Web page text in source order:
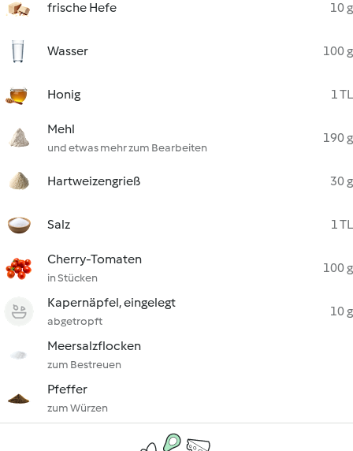
frische Hefe 10 g
Wasser 100 g
Honig 1 TL
Mehl
und etwas mehr zum Bearbeiten
190 g
Hartweizengrieß 30 g
Salz 1 TL
Cherry-Tomaten
in Stücken
100 g
Kapernäpfel, eingelegt
abgetropft
10 g
Meersalzflocken
zum Bestreuen
Pfeffer
zum Würzen